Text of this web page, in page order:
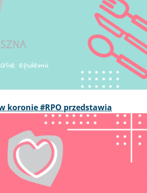
koronie #RPO przedstawia